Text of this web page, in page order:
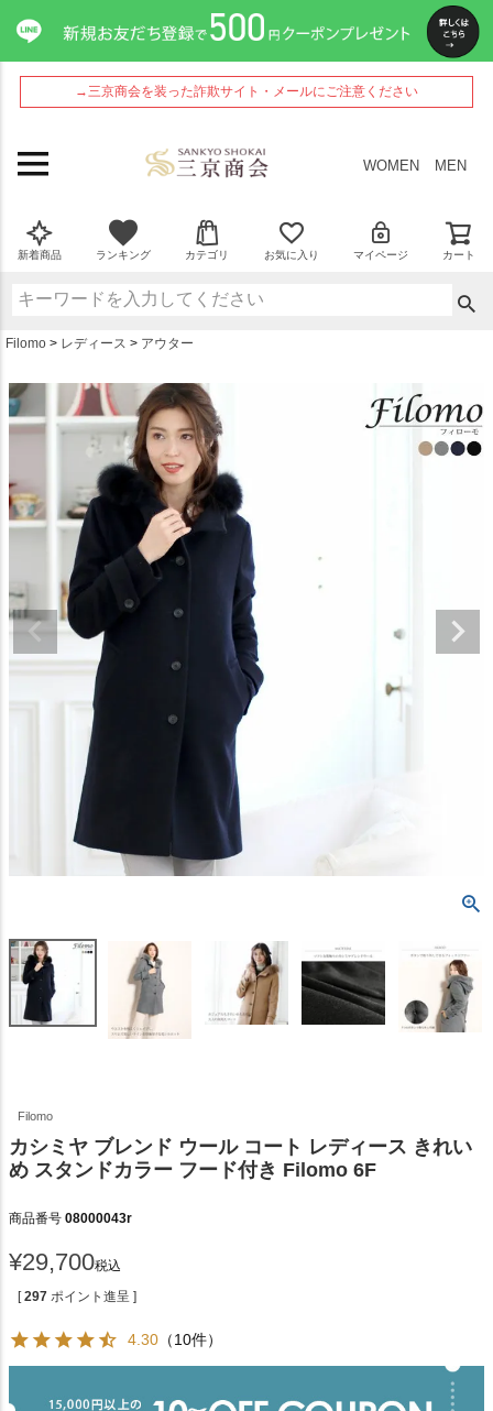
→三京商会を装った詐欺サイト・メールにご注意ください
WOMEN MEN
新着商品 ランキング カテゴリ お気に入り マイページ カート
Filomo レディース アウター
Filomo
カシミヤ ブレンド ウール コート レディース きれい
め スタンドカラー フード付き Filomo 6F
商品番号 08000043r
¥29,700税込
[ 297 ポイント進呈 ]
4.30 （10件）
ペー
ジト
ップ
へ